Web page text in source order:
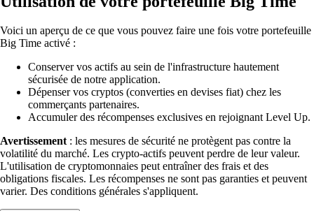
Voici un aperçu de ce que vous pouvez faire une fois votre portefeuille
Big Time activé :
Conserver vos actifs au sein de l'infrastructure hautement
sécurisée de notre application.
Dépenser vos cryptos (converties en devises fiat) chez les
commerçants partenaires.
Accumuler des récompenses exclusives en rejoignant Level Up.
Avertissement : les mesures de sécurité ne protègent pas contre la
volatilité du marché. Les crypto-actifs peuvent perdre de leur valeur.
L'utilisation de cryptomonnaies peut entraîner des frais et des
obligations fiscales. Les récompenses ne sont pas garanties et peuvent
varier. Des conditions générales s'appliquent.